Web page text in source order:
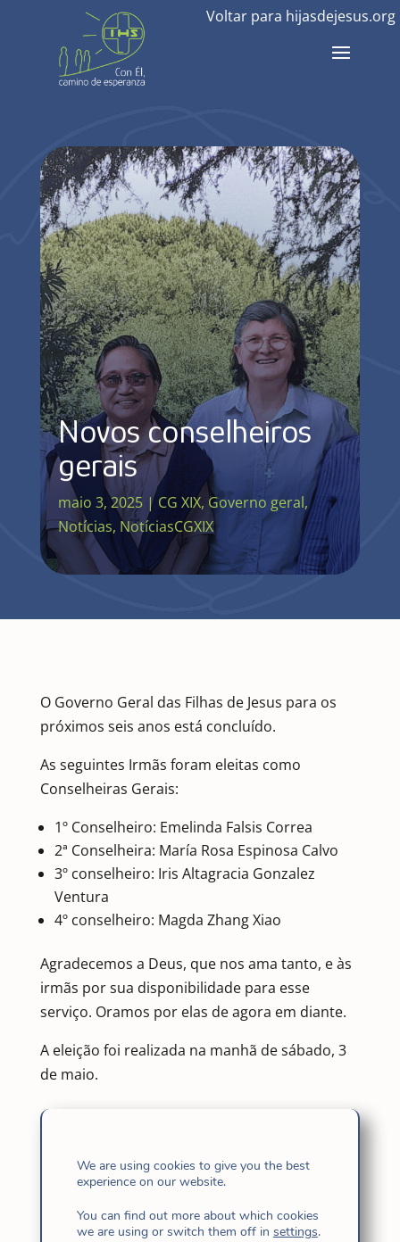
Voltar para hijasdejesus.org
Novos conselheiros
gerais
maio 3, 2025| CG XIX, Governo geral,
Notícias, NotíciasCGXIX
O Governo Geral das Filhas de Jesus para os
próximos seis anos está concluído.
As seguintes Irmãs foram eleitas como
Conselheiras Gerais:
1º Conselheiro: Emelinda Falsis Correa
2ª Conselheira: María Rosa Espinosa Calvo
3º conselheiro: Iris Altagracia Gonzalez
Ventura
4º conselheiro: Magda Zhang Xiao
Agradecemos a Deus, que nos ama tanto, e às
irmãs por sua disponibilidade para esse
serviço. Oramos por elas de agora em diante.
A eleição foi realizada na manhã de sábado, 3
de maio.
We are using cookies to give you the best
experience on our website.
You can find out more about which cookies
we are using or switch them off in settings.